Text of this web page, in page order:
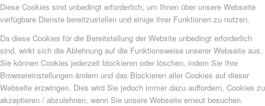
Diese Cookies sind unbedingt erforderlich, um Ihnen über unsere Webseite
verfügbare Dienste bereitzustellen und einige ihrer Funktionen zu nutzen.
Da diese Cookies für die Bereitstellung der Website unbedingt erforderlich
sind, wirkt sich die Ablehnung auf die Funktionsweise unserer Webseite aus.
Sie können Cookies jederzeit blockieren oder löschen, indem Sie Ihre
Browsereinstellungen ändern und das Blockieren aller Cookies auf dieser
Webseite erzwingen. Dies wird Sie jedoch immer dazu auffordern, Cookies zu
akzeptieren / abzulehnen, wenn Sie unsere Webseite erneut besuchen.